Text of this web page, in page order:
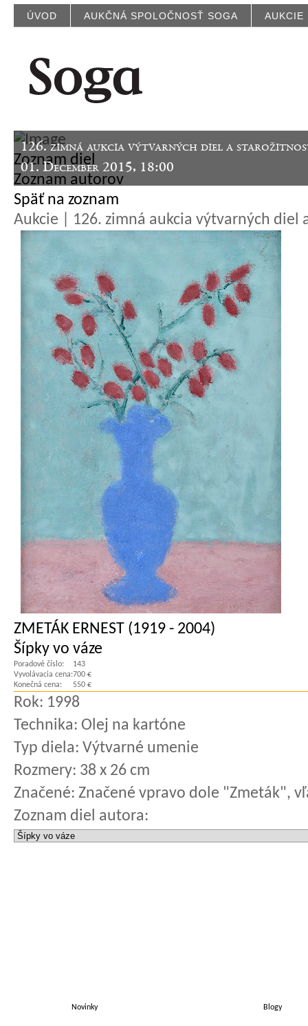
ÚVOD AUKČNÁ SPOLOČNOSŤ SOGA AUKCIE
126. zimná aukcia výtvarných diel a
01. December 2015, 18:00
Zoznam diel
Zoznam autorov
Späť na zoznam
Aukcie | 126. zimná aukcia výtvarných diel
ZMETÁK ERNEST (1919 - 2004)
Šípky vo váze
Poradové číslo:
143
Vyvolávacia cena:700 €
Konečná cena:
550 €
Rok: 1998
Technika: Olej na kartóne
Typ diela: Výtvarné umenie
Rozmery: 38 x 26 cm
Značené: Značené vpravo dole "Zmeták",
Zoznam diel autora:
Novinky Blogy